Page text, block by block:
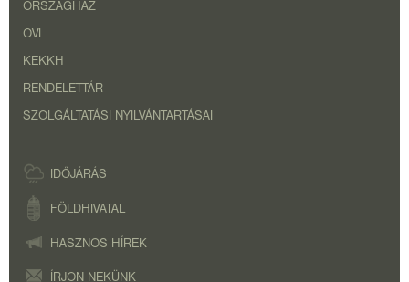
ORSZÁGHÁZ
OVI
KEKKH
RENDELETTÁR
SZOLGÁLTATÁSI NYILVÁNTARTÁSAI
IDŐJÁRÁS
FÖLDHIVATAL
HASZNOS HÍREK
ÍRJON NEKÜNK